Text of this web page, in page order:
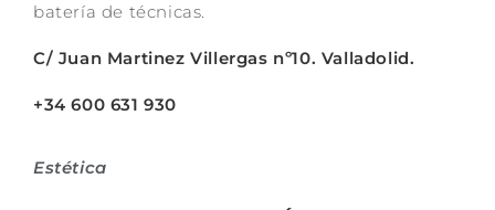
batería de técnicas.
C/ Juan Martinez Villergas nº10. Valladolid.
+34 600 631 930
Estética